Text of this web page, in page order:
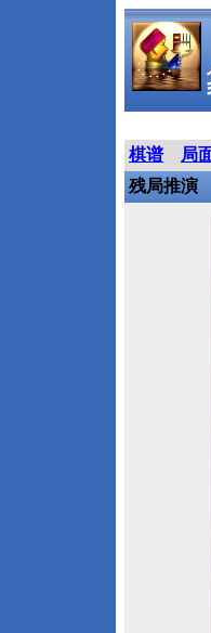
棋谱 局
残局推演